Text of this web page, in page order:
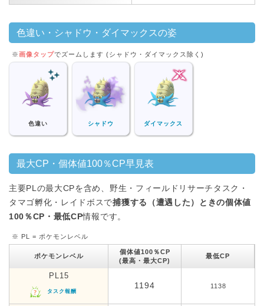
色違い・シャドウ・ダイマックスの姿
※画像タップでズームします (シャドウ・ダイマックス除く)
色違い シャドウ ダイマックス
最大CP・個体値100％CP早見表
主要PLの最大CPを含め、野生・フィールドリサーチタスク・
タマゴ孵化・レイドボスで捕獲する（遭遇した）ときの個体値
100％CP・最低CP情報です。
※ PL = ポケモンレベル
ポケモンレベル
個体値100％CP
(最高・最大CP)
最低CP
PL15
タスク報酬
1194 1138